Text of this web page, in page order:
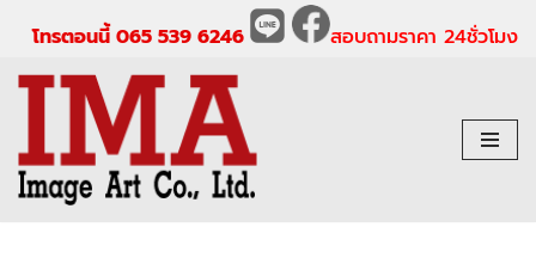
to
โทรตอนนี้ 065 539 6246 สอบถามราคา 24ชั่วโมง